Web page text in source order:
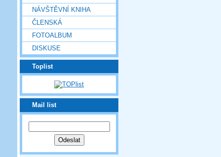
NÁVŠTĚVNÍ KNIHA
ČLENSKÁ
FOTOALBUM
DISKUSE
Toplist
Mail list